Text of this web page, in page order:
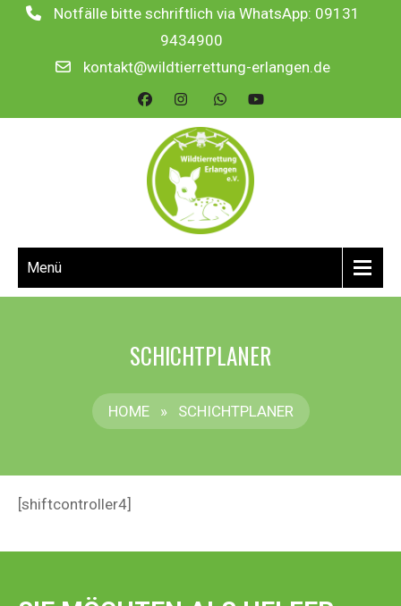
Notfälle bitte schriftlich via WhatsApp: 09131
9434900
kontakt@wildtierrettung-erlangen.de
Menü
SCHICHTPLANER
HOME » SCHICHTPLANER
[shiftcontroller4]